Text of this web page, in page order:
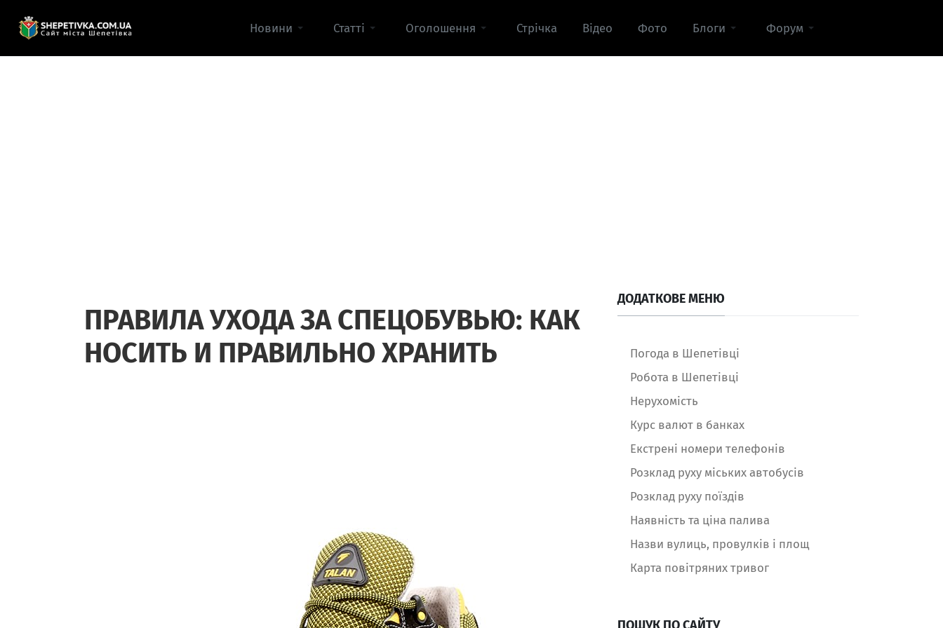
Новини Статті Оголошення Стрічка Відео Фото Блоги Форум
ПРАВИЛА УХОДА ЗА СПЕЦОБУВЬЮ: КАК
НОСИТЬ И ПРАВИЛЬНО ХРАНИТЬ
ДОДАТКОВЕ МЕНЮ
Погода в Шепетівці
Робота в Шепетівці
Нерухомість
Курс валют в банках
Екстрені номери телефонів
Розклад руху міських автобусів
Розклад руху поїздів
Наявність та ціна палива
Назви вулиць, провулків і площ
Карта повітряних тривог